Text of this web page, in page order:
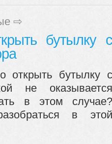
⇨
бутылку с
открыть бутылку с
не оказывается
в этом случае?
в этой